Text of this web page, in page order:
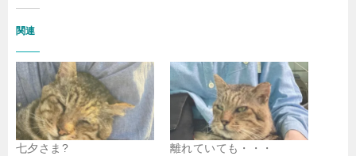
関連
七夕さま?
離れていても・・・